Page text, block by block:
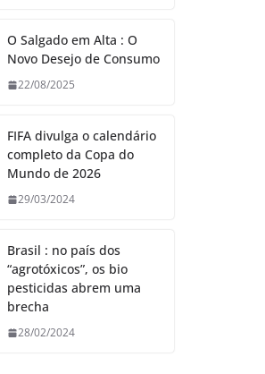
O Salgado em Alta : O
Novo Desejo de Consumo
22/08/2025
FIFA divulga o calendário
completo da Copa do
Mundo de 2026
29/03/2024
Brasil : no país dos
“agrotóxicos”, os bio
pesticidas abrem uma
brecha
28/02/2024